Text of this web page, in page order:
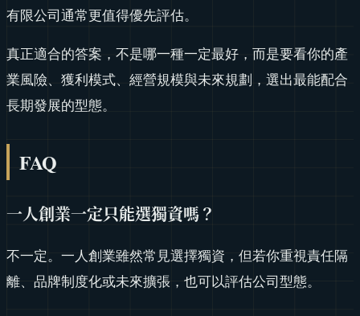
有限公司通常更值得優先評估。
真正適合的答案，不是哪一種一定最好，而是要看你的產
業風險、獲利模式、經營規模與未來規劃，選出最能配合
長期發展的型態。
FAQ
一人創業一定只能選獨資嗎？
不一定。一人創業雖然常見選擇獨資，但若你重視責任隔
離、品牌制度化或未來擴張，也可以評估公司型態。